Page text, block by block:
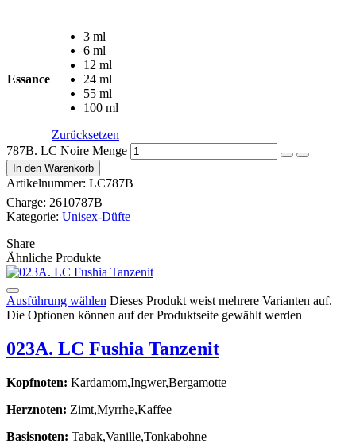
Essance
3 ml
6 ml
12 ml
24 ml
55 ml
100 ml
Zurücksetzen
787B. LC Noire Menge
In den Warenkorb
Artikelnummer: LC787B
Charge: 2610787B
Kategorie: Unisex-Düfte
Share
Ähnliche Produkte
Ausführung wählen Dieses Produkt weist mehrere Varianten auf.
Die Optionen können auf der Produktseite gewählt werden
023A. LC Fushia Tanzenit
Kopfnoten: Kardamom,Ingwer,Bergamotte
Herznoten: Zimt,Myrrhe,Kaffee
Basisnoten: Tabak,Vanille,Tonkabohne